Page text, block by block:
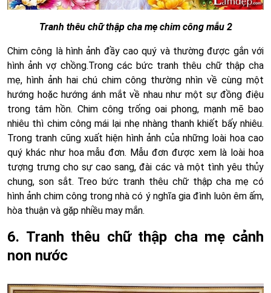
Tranh thêu chữ thập cha mẹ chim công mẫu 2
Chim công là hình ảnh đầy cao quý và thường được gắn với
hình ảnh vợ chồng.Trong các bức tranh thêu chữ thập cha
mẹ, hình ảnh hai chú chim công thường nhìn về cùng một
hướng hoặc hướng ánh mắt về nhau như một sự đồng điệu
trong tâm hồn. Chim công trống oai phong, mạnh mẽ bao
nhiêu thì chim công mái lại nhẹ nhàng thanh khiết bấy nhiêu.
Trong tranh cũng xuất hiện hình ảnh của những loài hoa cao
quý khác như hoa mẫu đơn. Mẫu đơn được xem là loài hoa
tượng trưng cho sự cao sang, đài các và một tình yêu thủy
chung, son sắt. Treo bức tranh thêu chữ thập cha mẹ có
hình ảnh chim công trong nhà có ý nghĩa gia đình luôn êm ấm,
hòa thuận và gặp nhiều may mắn.
6. Tranh thêu chữ thập cha mẹ cảnh
non nước